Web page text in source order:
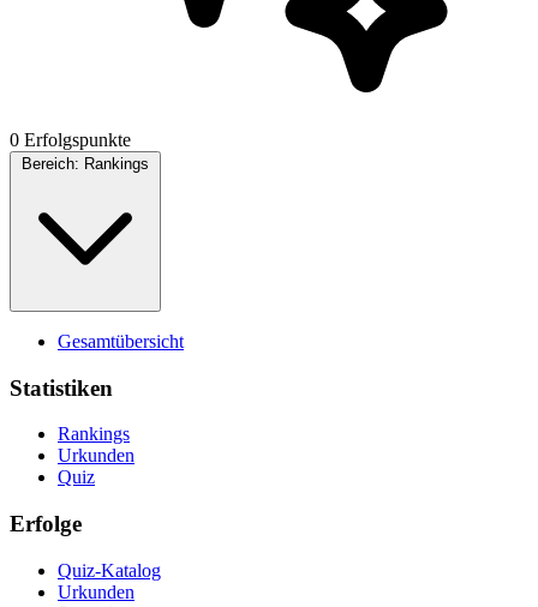
0 Erfolgspunkte
Bereich: Rankings
Gesamtübersicht
Statistiken
Rankings
Urkunden
Quiz
Erfolge
Quiz-Katalog
Urkunden